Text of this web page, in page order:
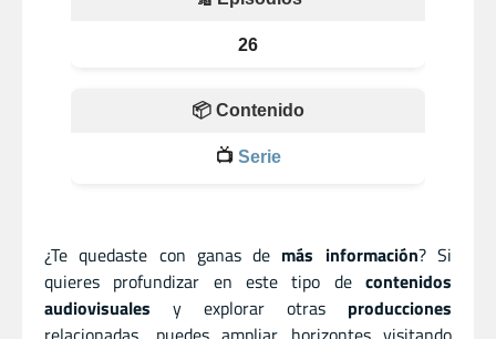
26
📦 Contenido
📺 Serie
¿Te quedaste con ganas de más información? Si
quieres profundizar en este tipo de contenidos
audiovisuales y explorar otras producciones